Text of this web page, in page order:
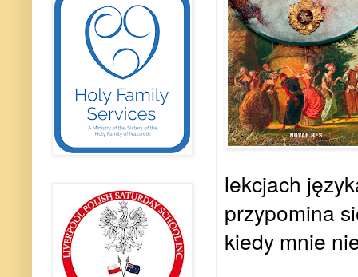
lekcjach
przypomina
kiedy mnie